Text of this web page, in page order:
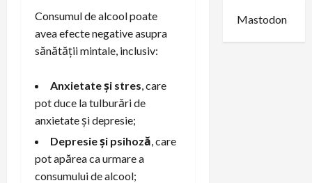
Consumul de alcool poate
avea efecte negative asupra
sănătății mintale, inclusiv:
Anxietate și stres , care
pot duce la tulburări de
anxietate și depresie;
Depresie și psihoză , care
pot apărea ca urmare a
consumului de alcool;
Mastodon